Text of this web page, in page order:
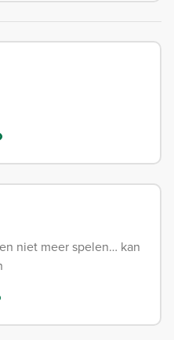
niet meer spelen… kan